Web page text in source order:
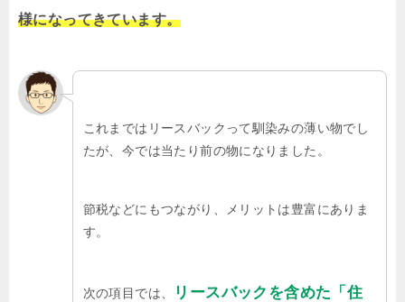
様になってきています。
これまではリースバックって馴染みの薄い物でし
たが、今では当たり前の物になりました。
節税などにもつながり、メリットは豊富にありま
す。
次の項目では、
リースバックを含めた「住